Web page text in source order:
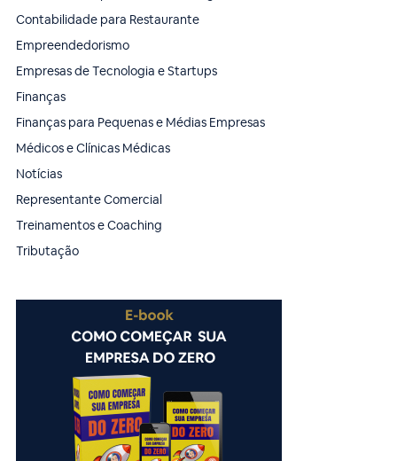
Contabilidade para Restaurante
Empreendedorismo
Empresas de Tecnologia e Startups
Finanças
Finanças para Pequenas e Médias Empresas
Médicos e Clínicas Médicas
Notícias
Representante Comercial
Treinamentos e Coaching
Tributação